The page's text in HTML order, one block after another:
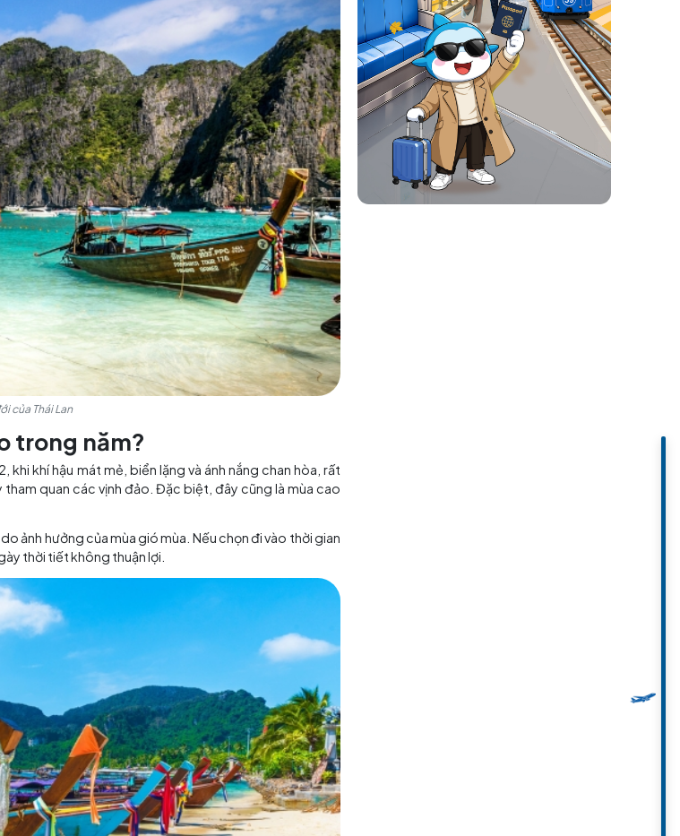
của tài tử Leonardo DiCaprio, mang vẻ đẹp kỳ diệu đến nỗi bất kỳ ai
biến Koh Phi Phi trở thành một trong những điểm đến hấp dẫn nhất
đường nhiệt đới của Thái Lan
nào trong năm?
tháng 12, khi khí hậu mát mẻ, biển lặng và ánh nắng chan hòa, rất
kayak hay tham quan các vịnh đảo. Đặc biệt, đây cũng là mùa cao
phú.
mưa lớn do ảnh hưởng của mùa gió mùa. Nếu chọn đi vào thời gian
cho những ngày thời tiết không thuận lợi.